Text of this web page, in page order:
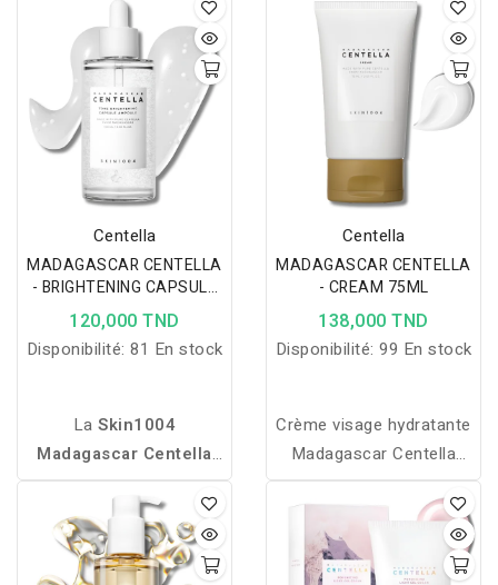
renforce la barrière
cutanée et laisse le teint
visiblement plus sain et
lumineux.
et hydrate intensément
pour une peau apaisée et
renforcée.
Centella
MADAGASCAR CENTELLA
- BRIGHTENING CAPSULE
AMPOULE 50ML
120,000 TND
Disponibilité: 81 En stock
LaSkin1004
Madagascar Centella
Tone Brightening
Ampoule
illumine et
unifie le teint, réduit les
taches pigmentaires et
Centella
MADAGASCAR CENTELLA
- CREAM 75ML
138,000 TND
Disponibilité: 99 En stock
Crème visage hydratante
Madagascar Centella
Cream 75ml de Skin1004,
apaise rougeurs et
inflammations, nourrit,
raffermit et protège tous